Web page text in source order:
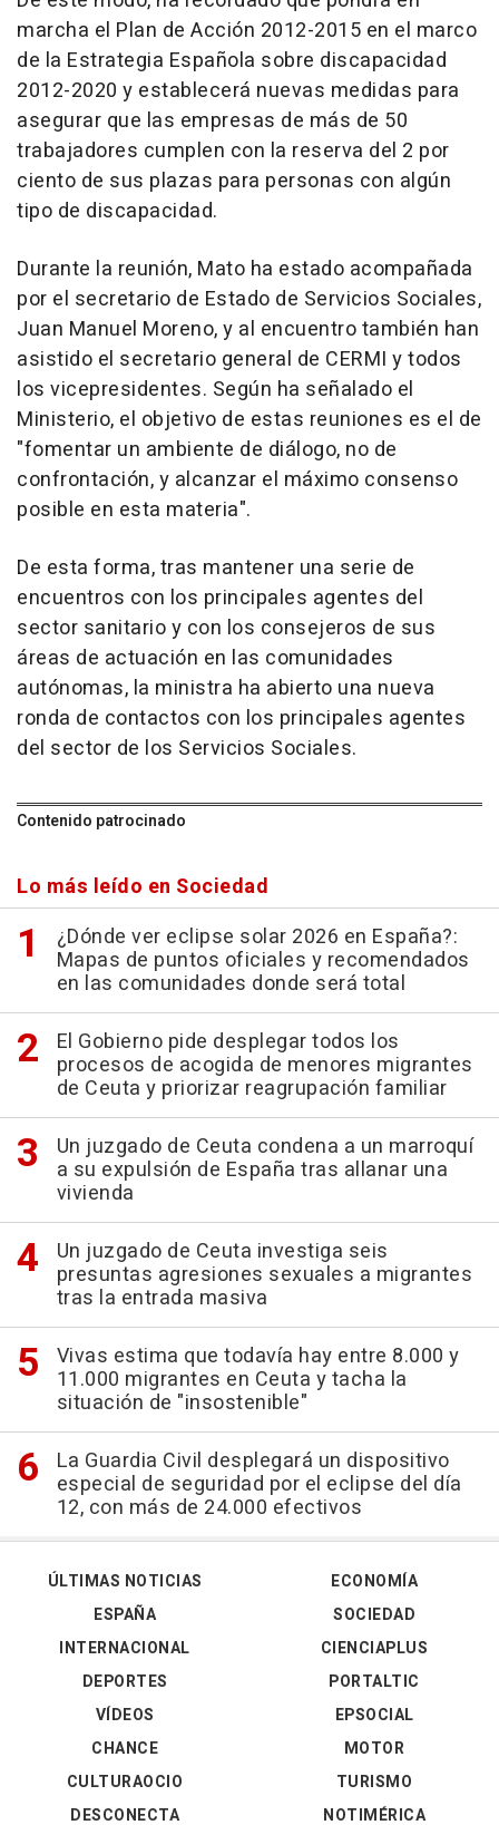
marcha el Plan de Acción 2012-2015 en el marco
de la Estrategia Española sobre discapacidad
2012-2020 y establecerá nuevas medidas para
asegurar que las empresas de más de 50
trabajadores cumplen con la reserva del 2 por
ciento de sus plazas para personas con algún
tipo de discapacidad.
Durante la reunión, Mato ha estado acompañada
por el secretario de Estado de Servicios Sociales,
Juan Manuel Moreno, y al encuentro también han
asistido el secretario general de CERMI y todos
los vicepresidentes. Según ha señalado el
Ministerio, el objetivo de estas reuniones es el de
"fomentar un ambiente de diálogo, no de
confrontación, y alcanzar el máximo consenso
posible en esta materia".
De esta forma, tras mantener una serie de
encuentros con los principales agentes del
sector sanitario y con los consejeros de sus
áreas de actuación en las comunidades
autónomas, la ministra ha abierto una nueva
ronda de contactos con los principales agentes
del sector de los Servicios Sociales.
Contenido patrocinado
Lo más leído en Sociedad
¿Dónde ver eclipse solar 2026 en España?:
Mapas de puntos oficiales y recomendados
en las comunidades donde será total
El Gobierno pide desplegar todos los
procesos de acogida de menores migrantes
de Ceuta y priorizar reagrupación familiar
Un juzgado de Ceuta condena a un marroquí
a su expulsión de España tras allanar una
vivienda
Un juzgado de Ceuta investiga seis
presuntas agresiones sexuales a migrantes
tras la entrada masiva
Vivas estima que todavía hay entre 8.000 y
11.000 migrantes en Ceuta y tacha la
situación de "insostenible"
La Guardia Civil desplegará un dispositivo
especial de seguridad por el eclipse del día
12, con más de 24.000 efectivos
ÚLTIMAS NOTICIAS
ESPAÑA
INTERNACIONAL
DEPORTES
VÍDEOS
ECONOMÍA
SOCIEDAD
CIENCIAPLUS
PORTALTIC
EPSOCIAL
CHANCE
CULTURAOCIO
DESCONECTA
MOTOR
TURISMO
NOTIMÉRICA